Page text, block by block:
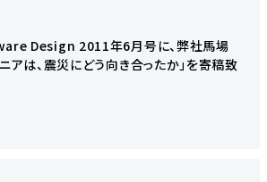
Design 2011年6月号に、弊社馬場
アは、震災にどう向き合ったか」を寄稿致